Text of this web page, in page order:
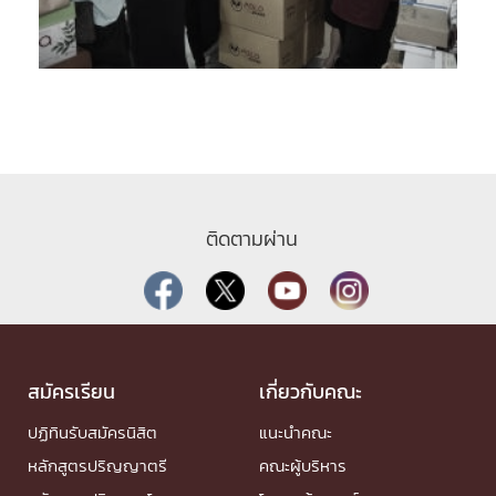
ติดตามผ่าน
สมัครเรียน
ปฏิทินรับสมัครนิสิต
หลักสูตรปริญญาตรี
เกี่ยวกับคณะ
แนะนำคณะ
คณะผู้บริหาร